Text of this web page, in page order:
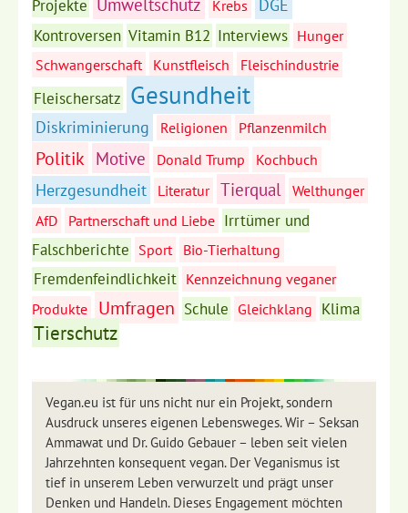
Projekte Krebs DGE
Kontroversen Vitamin B12 Interviews Hunger
Schwangerschaft
Kunstfleisch Fleischindustrie
Fleischersatz Gesundheit
Diskriminierung Religionen Pflanzenmilch
Politik Motive Donald Trump Kochbuch
Herzgesundheit Literatur Tierqual Welthunger
AfD
Partnerschaft und Liebe Irrtümer und
Falschberichte Sport Bio-Tierhaltung
Fremdenfeindlichkeit Kennzeichnung veganer
Produkte
Umfragen Schule Gleichklang Klima
Tierschutz
Vegan.eu ist für uns nicht nur ein Projekt, sondern
Ausdruck unseres eigenen Lebensweges. Wir – Seksan
Ammawat und Dr. Guido Gebauer – leben seit vielen
Jahrzehnten konsequent vegan. Der Veganismus ist
tief in unserem Leben verwurzelt und prägt unser
Denken und Handeln. Dieses Engagement möchten